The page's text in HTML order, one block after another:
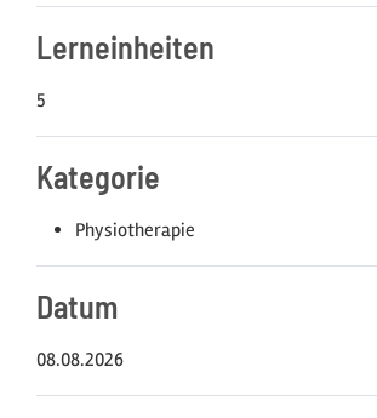
Lern­einheiten
5
Kategorie
Physiotherapie
Datum
08.08.2026